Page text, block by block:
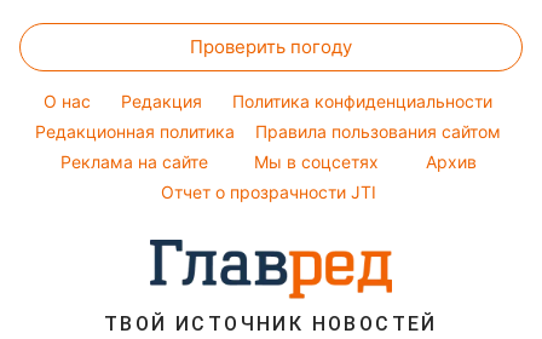
Виталий Козловский
Потап
Модные ошибки
Советы от Андре Тана
Новости Днепра
Новости Полтавы
Новости Тернополя
Новости Сум
Новости Житомира
Новости Одессы
Новости Ровно
Тесты по картинке
Оптические иллюзии
Народные приметы
Все о шоу-бизнесе
Проверить погоду
O нас Редакция
Политика конфиденциальности
Редакционная политика
Правила пользования сайтом
Реклама на сайте
Мы в соцсетях
Архив
Отчет о прозрачности JTI
ТВОЙ ИСТОЧНИК НОВОСТЕЙ